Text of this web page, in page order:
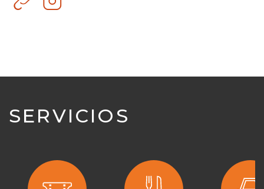
SERVICIOS